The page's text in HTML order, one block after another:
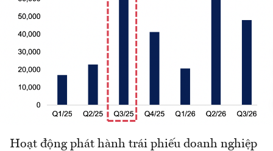
Hoạt động phát hành trái phiếu doanh nghiệp